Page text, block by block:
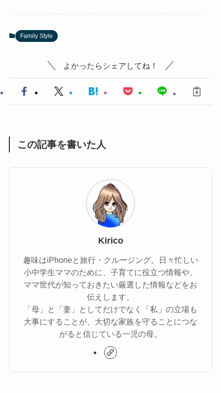
Family Style
よかったらシェアしてね！
この記事を書いた人
Kirico
趣味はiPhoneと旅行・クルージング。日々忙しい
小中学生ママのために、子育てに役立つ情報や、
ママ世代が知っておきたい厳選した情報などをお
伝えします。
「母」と「妻」としてだけでなく「私」の立場も
大事にすることが、大切な家族を守ることにつな
がると信じている一児の母。